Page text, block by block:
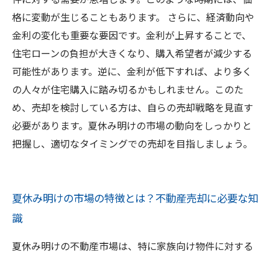
格に変動が生じることもあります。 さらに、経済動向や
金利の変化も重要な要因です。金利が上昇することで、
住宅ローンの負担が大きくなり、購入希望者が減少する
可能性があります。逆に、金利が低下すれば、より多く
の人々が住宅購入に踏み切るかもしれません。このた
め、売却を検討している方は、自らの売却戦略を見直す
必要があります。夏休み明けの市場の動向をしっかりと
把握し、適切なタイミングでの売却を目指しましょう。
夏休み明けの市場の特徴とは？不動産売却に必要な知
識
夏休み明けの不動産市場は、特に家族向け物件に対する